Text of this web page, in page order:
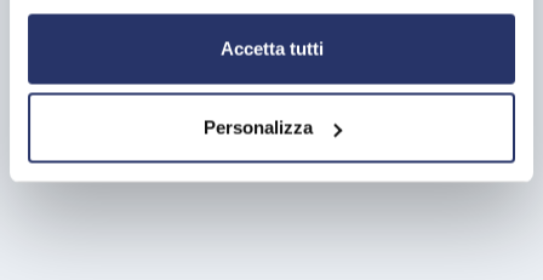
Accetta tutti
Personalizza